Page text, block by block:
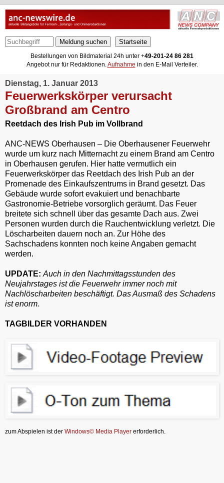
Meldung suchen
Bestellungen von Bildmaterial 24h unter +49-201-24 86 281
Angebot nur für Redaktionen.Aufnahme in den E-Mail Verteiler.
Dienstag, 1. Januar 2013
Feuerwerkskörper verursacht
Großbrand am Centro
Reetdach des Irish Pub im Vollbrand
ANC-NEWS Oberhausen – Die Oberhausener Feuerwehr
wurde um kurz nach Mitternacht zu einem Brand am Centro
in Oberhausen gerufen. Hier hatte vermutlich ein
Feuerwerkskörper das Reetdach des Irish Pub an der
Promenade des Einkaufszentrums in Brand gesetzt. Das
Gebäude wurde sofort evakuiert und benachbarte
Gastronomie-Betriebe vorsorglich geräumt. Das Feuer
breitete sich schnell über das gesamte Dach aus. Zwei
Personen wurden durch die Rauchentwicklung verletzt. Die
Löscharbeiten dauern noch an. Zur Höhe des
Sachschadens konnten noch keine Angaben gemacht
werden.
UPDATE: Auch in den Nachmittagsstunden des
Neujahrstages ist die Feuerwehr immer noch mit
Nachlöscharbeiten beschäftigt. Das Ausmaß des Schadens
ist enorm.
TAGBILDER VORHANDEN
zum Abspielen ist der Windows© Media Player erforderlich.